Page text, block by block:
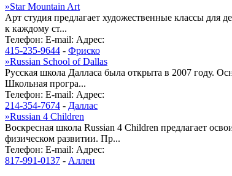
»Star Mountain Art
Арт студия предлагает художественные классы для
к каждому ст...
Телефон: E-mail: Адрес:
415-235-9644 - Фриско
»Russian School of Dallas
Русская школа Далласа была открыта в 2007 году.
Школьная програ...
Телефон: E-mail: Адрес:
214-354-7674 - Даллас
»Russian 4 Children
Воскресная школа Russian 4 Children предлагает
физическом развитии. Пр...
Телефон: E-mail: Адрес:
817-991-0137 - Аллен